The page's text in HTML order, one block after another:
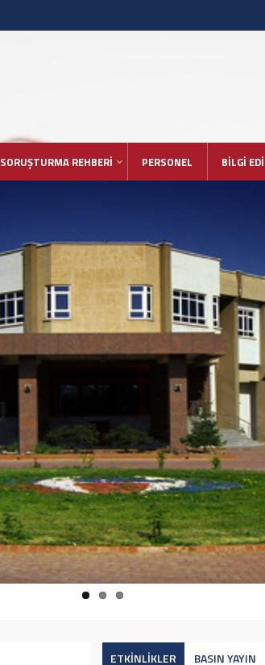
SORUŞTURMA REHBERİ PERSONEL BİLGİ
ETKİNLİKLER BASIN YAYIN